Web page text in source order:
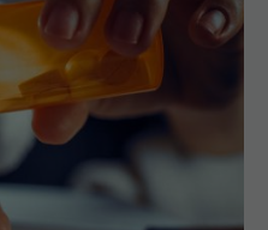
pentru
important pentru